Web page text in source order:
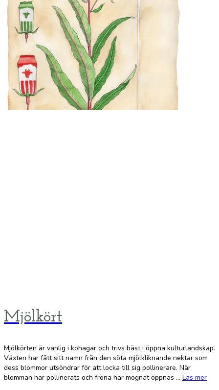
Mjölkört
Mjölkörten är vanlig i kohagar och trivs bäst i öppna kulturlandskap.
Växten har fått sitt namn från den söta mjölkliknande nektar som
dess blommor utsöndrar för att locka till sig pollinerare. När
blomman har pollinerats och fröna har mognat öppnas … Läs mer